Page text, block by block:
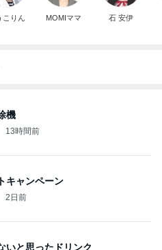
こりん MOMIママ 石 安伊
機
13時間前
キャンペーン
2日前
いと思ったドリンク